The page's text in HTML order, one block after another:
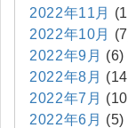
2022年11月
2022年10月
2022年9月 (6)
2022年8月
2022年7月
2022年6月 (5)